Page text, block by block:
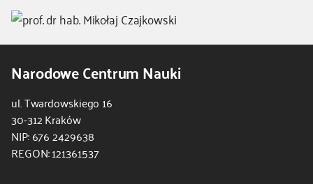
Narodowe Centrum Nauki
ul. Twardowskiego 16
30-312 Kraków
NIP: 676 2429638
REGON: 121361537